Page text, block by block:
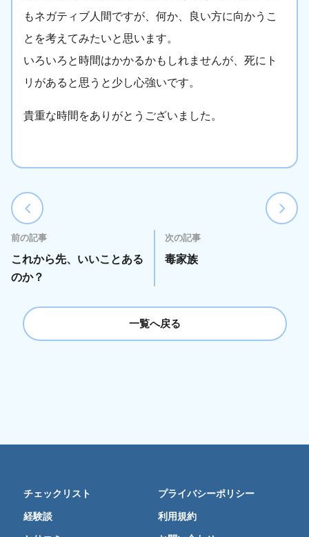
もネガティブ人間ですが、何か、良い方に向かうこ
とを考えてみたいと思います。
いろいろと時間はかかるかもしれませんが、死にト
リがあると思うと少し心強いです。
貴重な時間をありがとうございました。
前の記事
これから先、いいことある
のか？
次の記事
毒家族
一覧へ戻る
チェックリスト
経験談
プライバシーポリシー
利用規約